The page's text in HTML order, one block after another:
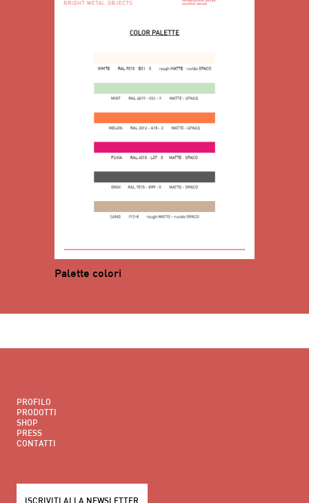
Palette colori
PROFILO
PRODOTTI
SHOP
PRESS
CONTATTI
ISCRIVITI ALLA NEWSLETTER